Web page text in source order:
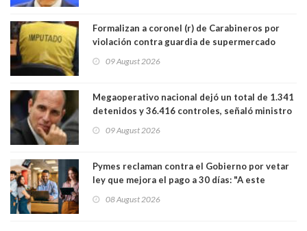
Formalizan a coronel (r) de Carabineros por
violación contra guardia de supermercado
09 August 2026
Megaoperativo nacional dejó un total de 1.341
detenidos y 36.416 controles, señaló ministro
09 August 2026
Pymes reclaman contra el Gobierno por vetar
ley que mejora el pago a 30 días: "A este
medianas empresas"
08 August 2026